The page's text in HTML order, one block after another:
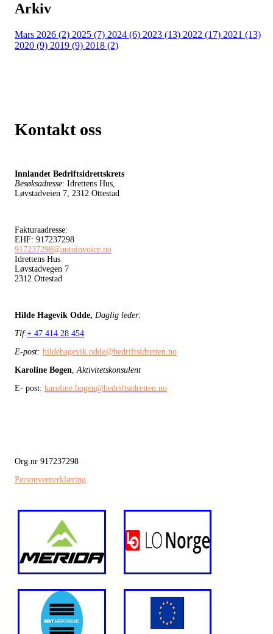
Arkiv
Mars 2026 (2) 2025 (7) 2024 (6) 2023 (13) 2022 (17) 2021 (13)
2020 (9) 2019 (9) 2018 (2)
Kontakt oss
Innlandet Bedriftsidrettskrets
Besøksadresse: Idrettens Hus,
Løvstadveien 7, 2312 Ottestad
Fakturaadresse:
EHF: 917237298
917237298@autoinvoice.no
Idrettens Hus
Løvstadvegen 7
2312 Ottestad
Hilde Hagevik Odde, Daglig leder:
Tlf:+ 47 414 28 454
E-post: hildehagevik.odde@bedriftsidretten.no
Karoline Bogen Aktivitetskonsulent
E- post: karoline.bogen@bedriftsidretten.no
Org.nr 917237298
Personvernerklæring